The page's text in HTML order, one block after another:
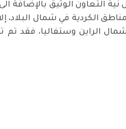
نية التعاون الوثيق بالإضافة
الكردية في شمال البلاد،
الراين وستفاليا، فقد
الديمقراطي العراقي في ألمانيا يستضيف